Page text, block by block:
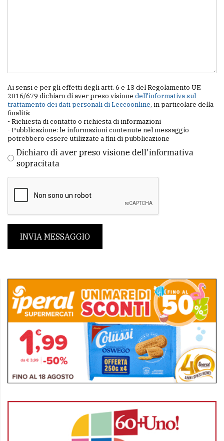
Ai sensi e per gli effetti degli artt. 6 e 13 del Regolamento UE
2016/679 dichiaro di aver preso visione dell'informativa sul
trattamento dei dati personali di Leccoonline, in particolare della
finalità:
- Richiesta di contatto o richiesta di informazioni
- Pubblicazione: le informazioni contenute nel messaggio
potrebbero essere utilizzate a fini di pubblicazione
Dichiaro di aver preso visione dell'informativa
sopracitata
INVIA MESSAGGIO